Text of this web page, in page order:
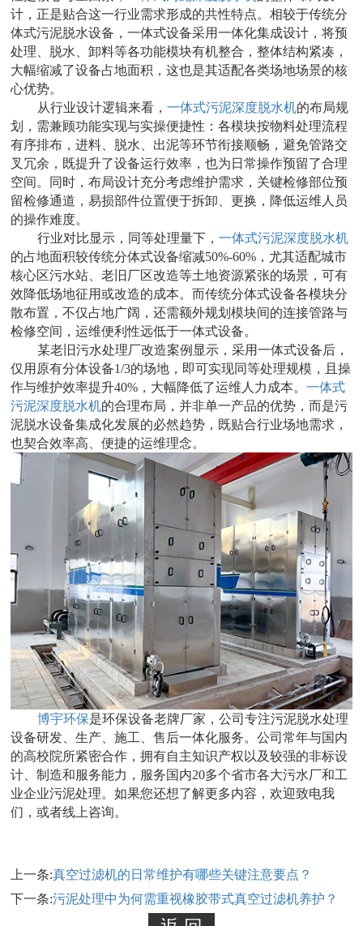
计，正是贴合这一行业需求形成的共性特点。相较于传统分
体式污泥脱水设备，一体式设备采用一体化集成设计，将预
处理、脱水、卸料等各功能模块有机整合，整体结构紧凑，
大幅缩减了设备占地面积，这也是其适配各类场地场景的核
心优势。
从行业设计逻辑来看，一体式污泥深度脱水机的布局规
划，需兼顾功能实现与实操便捷性：各模块按物料处理流程
有序排布，进料、脱水、出泥等环节衔接顺畅，避免管路交
叉冗余，既提升了设备运行效率，也为日常操作预留了合理
空间。同时，布局设计充分考虑维护需求，关键检修部位预
留检修通道，易损部件位置便于拆卸、更换，降低运维人员
的操作难度。
行业对比显示，同等处理量下，一体式污泥深度脱水机
的占地面积较传统分体式设备缩减50%-60%，尤其适配城市
核心区污水站、老旧厂区改造等土地资源紧张的场景，可有
效降低场地征用或改造的成本。而传统分体式设备各模块分
散布置，不仅占地广阔，还需额外规划模块间的连接管路与
检修空间，运维便利性远低于一体式设备。
某老旧污水处理厂改造案例显示，采用一体式设备后，
仅用原有分体设备1/3的场地，即可实现同等处理规模，且操
作与维护效率提升40%，大幅降低了运维人力成本。一体式
污泥深度脱水机的合理布局，并非单一产品的优势，而是污
泥脱水设备集成化发展的必然趋势，既贴合行业场地需求，
也契合效率高、便捷的运维理念。
博宇环保是环保设备老牌厂家，公司专注污泥脱水处理
设备研发、生产、施工、售后一体化服务。公司常年与国内
的高校院所紧密合作，拥有自主知识产权以及较强的非标设
计、制造和服务能力，服务国内20多个省市各大污水厂和工
业企业污泥处理。如果您还想了解更多内容，欢迎致电我
们，或者线上咨询。
上一条:真空过滤机的日常维护有哪些关键注意要点？
下一条:污泥处理中为何需重视橡胶带式真空过滤机养护？